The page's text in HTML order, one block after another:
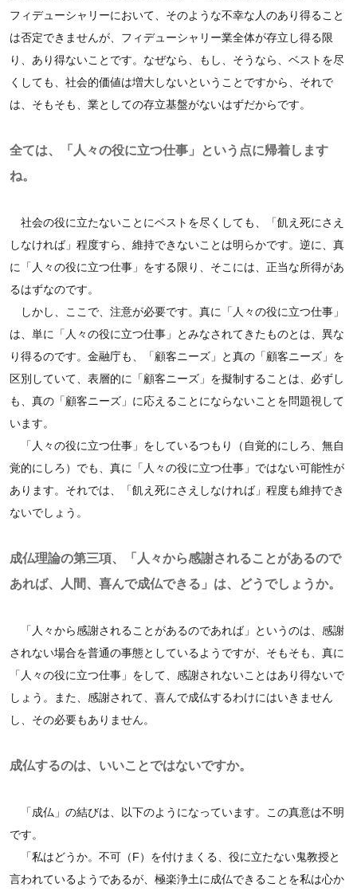
フィデューシャリーにおいて、そのような不幸な人のあり得ること
は否定できませんが、フィデューシャリー業全体が存立し得る限
り、あり得ないことです。なぜなら、もし、そうなら、ベストを尽
くしても、社会的価値は増大しないということですから、それで
は、そもそも、業としての存立基盤がないはずだからです。
全ては、「人々の役に立つ仕事」という点に帰着します
ね。
社会の役に立たないことにベストを尽くしても、「飢え死にさえ
しなければ」程度すら、維持できないことは明らかです。逆に、真
に「人々の役に立つ仕事」をする限り、そこには、正当な所得があ
るはずなのです。
しかし、ここで、注意が必要です。真に「人々の役に立つ仕事」
は、単に「人々の役に立つ仕事」とみなされてきたものとは、異な
り得るのです。金融庁も、「顧客ニーズ」と真の「顧客ニーズ」を
区別していて、表層的に「顧客ニーズ」を擬制することは、必ずし
も、真の「顧客ニーズ」に応えることにならないことを問題視して
います。
「人々の役に立つ仕事」をしているつもり（自覚的にしろ、無自
覚的にしろ）でも、真に「人々の役に立つ仕事」ではない可能性が
あります。それでは、「飢え死にさえしなければ」程度も維持でき
ないでしょう。
成仏理論の第三項、「人々から感謝されることがあるので
あれば、人間、喜んで成仏できる」は、どうでしょうか。
「人々から感謝されることがあるのであれば」というのは、感謝
されない場合を普通の事態としているようですが、そもそも、真に
「人々の役に立つ仕事」をして、感謝されないことはあり得ないで
しょう。また、感謝されて、喜んで成仏するわけにはいきません
し、その必要もありません。
成仏するのは、いいことではないですか。
「成仏」の結びは、以下のようになっています。この真意は不明
です。
「私はどうか。不可（F）を付けまくる、役に立たない鬼教授と
言われているようであるが、極楽浄土に成仏できることを私は心か